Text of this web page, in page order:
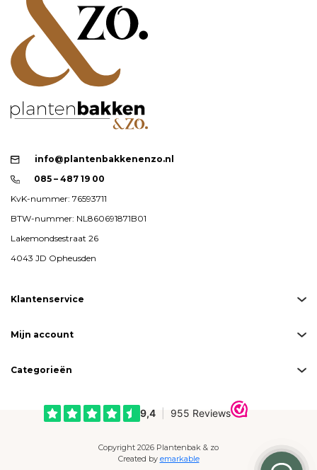
info@plantenbakkenenzo.nl
085 – 487 19 00
KvK-nummer: 76593711
BTW-nummer: NL860691871B01
Lakemondsestraat 26
4043 JD Opheusden
Klantenservice
Mijn account
Categorieën
Copyright 2026 Plantenbak & zo
Created by emarkable